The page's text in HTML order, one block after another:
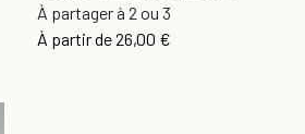
À partager à 2 ou 3
À partir dePrix
26,00 €